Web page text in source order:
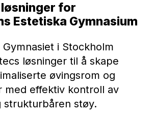
for
Estetiska Gymnasium
Gymnasiet i Stockholm
løsninger til å skape
øvingsrom og
med effektiv kontroll av
strukturbåren støy.